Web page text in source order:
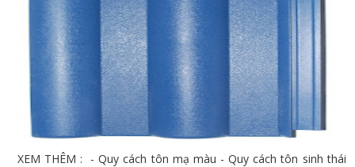
XEM THÊM : - Quy cách tôn mạ màu - Quy cách tôn sinh thái